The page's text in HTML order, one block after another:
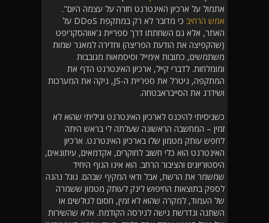
אתמול על ארכיון האינטרנט חזרה על עצמה היום".
אמש הרחיב
כי מדובר לא רק במתקפת DDoS על
האתר, אלא גם השחתתו דרך ספריית ג'אווהסקריפט
(שהקפיצה את הודעת הפריצה) וחדירה למאגר שמות
משתמשים, כתובות אימייל וסיסמאות מגובבות
ומומלחות. לדברי קייל, ארכיון האינטרנט הדף את
המתקפה, ניטרל את ספריית ה-JS, ניקה את המערכות
ושידרג את הסייבראבטחה.
כשניסיתי להיכנס לארכיון האינטרנט וגיליתי שהוא לא
זמין – המחשבה הראשונה שעלתה לי בראש היתה
לחפש עותק מטמון שלו בארכיון האינטרנט. ארכיון
האינטרנט הוא כלי חשוב לחוקרים, אקדמאים, עיתונאים,
היסטוריונים והציבור הרחב. הוא אינו הגוף היחיד
שמשמר את הרשת, אבל ודאי המקיף שבהם. גוגל נהגה
לספק בתוצאות החיפוש לינק לעותק מטמון ששמרה
של העמוד, למקרה שהוא לא זמין, חסום לגולשים או
השתנה ונדרשת גישה לגירסה הקודמת. אלא שהשירות